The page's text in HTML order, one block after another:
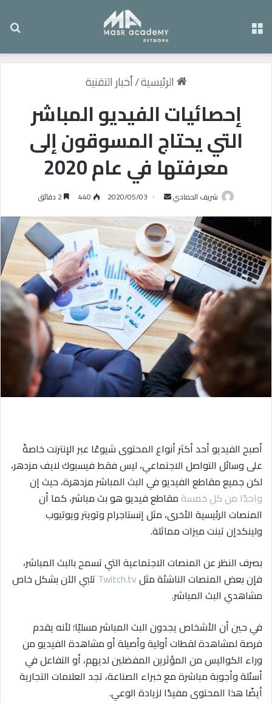
الرئيسية/أخبار التقنية
إحصائيات الفيديو المباشر
التي يحتاج المسوقون إلى
معرفتها في عام 2020
شريف الحمادي
س
ل
ب
ر
ي
د
ا
إ
ل
ك
ت
ر
و
ا
2020/05/03
440
أصبح الفيديو أحد أكثر أنواع المحتوى شيوعًا عبر الإنترنت خاصةً
على وسائل التواصل الاجتماعي، ليس فقط فيسبوك لايف مزدهر،
لكن جميع مقاطع الفيديو في البث المباشر مزدهرة، حيث إن
واحدًا من كل خمسة مقاطع فيديو هو بث مباشر، كما أن
المنصات الرئيسية الأخرى، مثل إنستاجرام وتويتر ويوتيوب
ولينكدإن تبنت ميزات مماثلة.
بصرف النظر عن المنصات الاجتماعية التي تسمح بالبث المباشر،
فإن بعض المنصات الناشئة مثلTwitch.tv تلبي الآن بشكل خاص
مشاهدي البث المباشر.
في حين أن الأشخاص يجدون البث المباشر مسليًا؛ لأنه يقدم
فرصة لمشاهدة لقطات أولية وأصيلة أو مشاهدة الفيديو من
وراء الكواليس من المؤثرين المفضلين لديهم، أو التفاعل في
أسئلة وأجوبة مباشرة مع خبراء الصناعة، تجد العلامات التجارية
أيضًا هذا المحتوى مفيدًا لزيادة الوعي.